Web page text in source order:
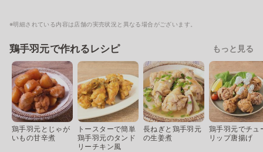
※明細されている内容は店舗の実売状況と異なる場合がございます。
鶏手羽元で作れるレシピ もっと見る
鶏手羽元とじゃが
いもの甘辛煮
トースターで簡単
鶏手羽元のタンド
リーチキン風
長ねぎと鶏手羽元
の生姜煮
鶏手羽元でチュ
リップ唐揚げ